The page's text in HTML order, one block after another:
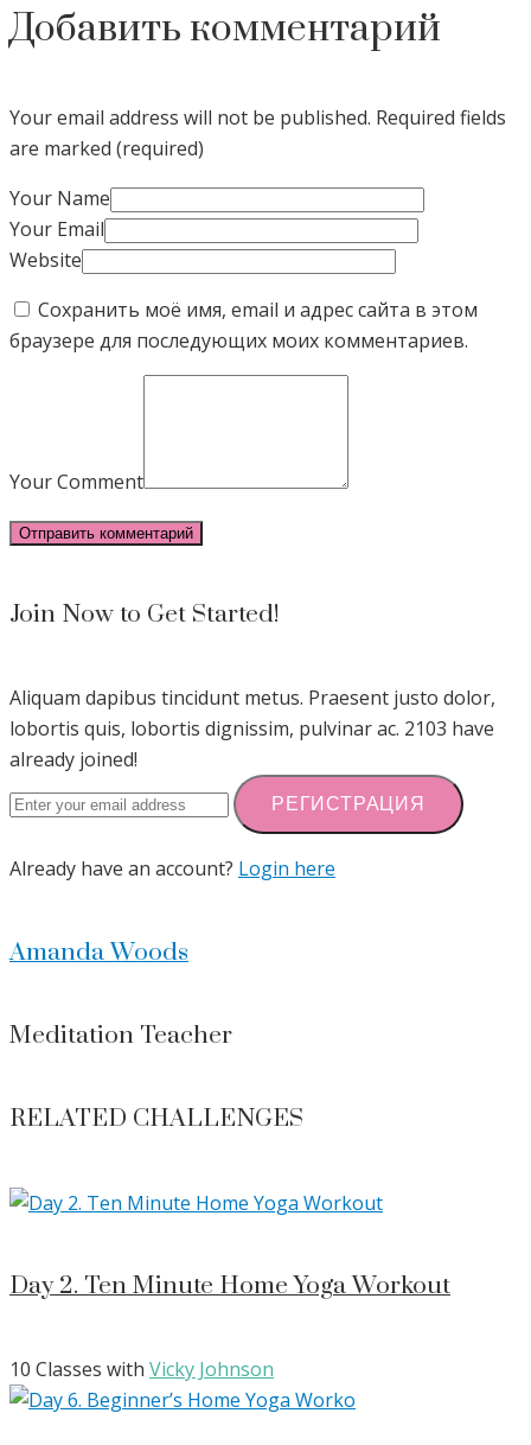
Добавить комментарий
Your email address will not be published. Required fields
are marked (required)
Your Name
Your Email
Website
Сохранить моё имя, email и адрес сайта в этом
браузере для последующих моих комментариев.
Your Comment
Join Now to Get Started!
Aliquam dapibus tincidunt metus. Praesent justo dolor,
lobortis quis, lobortis dignissim, pulvinar ac. 2103 have
already joined!
РЕГИСТРАЦИЯ
Already have an account? Login here
Amanda Woods
Meditation Teacher
RELATED CHALLENGES
Day 2. Ten Minute Home Yoga Workout
10 Classes with Vicky Johnson